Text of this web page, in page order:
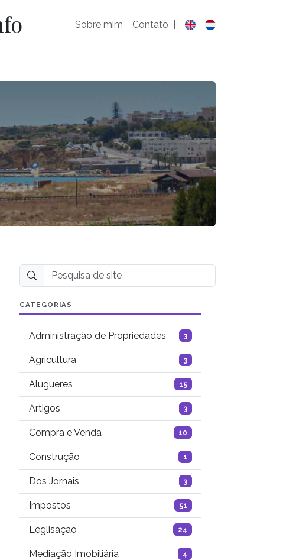
Sobre mim Contato
CATEGORIAS
Administração de Propriedades 3
Agricultura 3
Alugueres 15
Artigos 3
Compra e Venda 10
Construção 1
Dos Jornais 3
Impostos 51
Leglisação 24
Mediação Imobiliária 4